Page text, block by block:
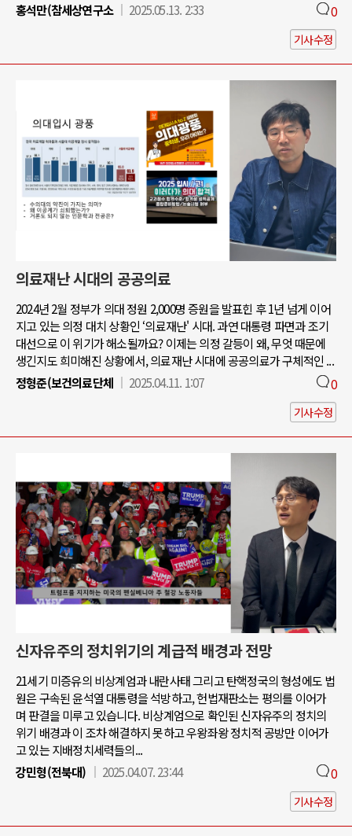
홍석만(참세상연구소
2025.05.13. 2:33 0
기사수정
의료재난 시대의 공공의료
2024년 2월 정부가 의대 정원 2,000명 증원을 발표힌 후 1년 넘게 이어
지고 있는 의정 대치 상황인 ‘의료재난' 시대. 과연 대통령 파면과 조기
대선으로 이 위기가 해소될까요? 이제는 의정 갈등이 왜, 무엇 때문에
생긴지도 희미해진 상황에서, 의료재난 시대에 공공의료가 구체적인 ...
정형준(보건의료단체
2025.04.11. 1:07 0
기사수정
신자유주의 정치위기의 계급적 배경과 전망
21세기 미증유의 비상계엄과 내란사태 그리고 탄핵정국의 형성에도 법
원은 구속된 윤석열 대통령을 석방하고, 헌법재판소는 평의를 이어가
며 판결을 미루고 있습니다. 비상계엄으로 확인된 신자유주의 정치의
위기 배경과 이 조차 해결하지 못하고 우왕좌왕 정치적 공방만 이어가
고 있는 지배정치세력들의...
강민형(전북대)
2025.04.07. 23:44 0
기사수정